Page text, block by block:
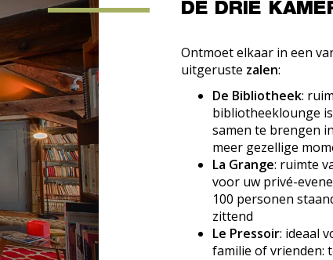
DE DRIE
Ontmoet elkaar in een
uitgeruste zalen:
De Bibliotheek:
bibliotheeklounge
samen te brengen
meer gezellige
La Grange: ruimte
voor uw privé-
100 personen
zittend
Le Pressoir: ideaal
familie of vrienden: